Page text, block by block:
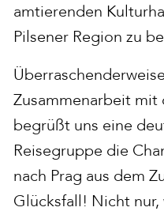
amtierenden
Pilsener Region zu
Zusammenarbeit
begrüßt uns eine
Reisegruppe die
nach Prag aus dem
Glücksfall! Nicht